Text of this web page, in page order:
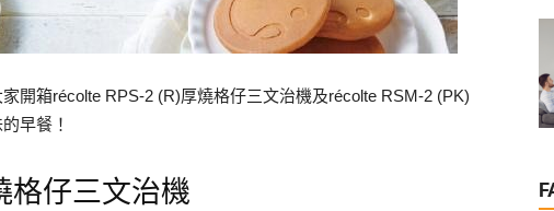
開箱récolte RPS-2 (R)厚燒格仔三文治機及récolte RSM-2 (PK)
早餐！
格仔三文治機